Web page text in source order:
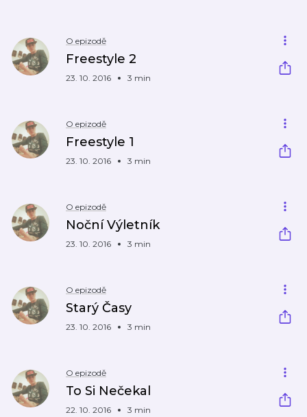
O epizodě
Freestyle 2
23. 10. 2016 3 min
O epizodě
Freestyle 1
23. 10. 2016 3 min
O epizodě
Noční Výletník
23. 10. 2016 3 min
O epizodě
Starý Časy
23. 10. 2016 3 min
O epizodě
To Si Nečekal
22. 10. 2016 3 min